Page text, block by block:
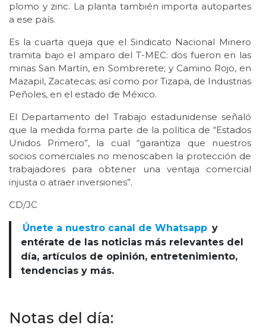
plomo y zinc. La planta también importa autopartes
a ese país.
Es la cuarta queja que el Sindicato Nacional Minero
tramita bajo el amparo del T-MEC: dos fueron en las
minas San Martín, en Sombrerete; y Camino Rojo, en
Mazapil, Zacatecas; así como por Tizapa, de Industrias
Peñoles, en el estado de México.
El Departamento del Trabajo estadunidense señaló
que la medida forma parte de la política de “Estados
Unidos Primero”, la cual “garantiza que nuestros
socios comerciales no menoscaben la protección de
trabajadores para obtener una ventaja comercial
injusta o atraer inversiones”.
CD/JC
Únete a nuestro canal de Whatsapp y
entérate de las noticias más relevantes del
día, artículos de opinión, entretenimiento,
tendencias y más.
Notas del día: